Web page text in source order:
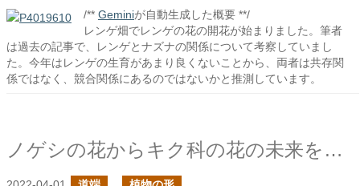
/** Geminiが自動生成した概要 **/
レンゲ畑でレンゲの花の開花が始まりました。筆者
は過去の記事で、レンゲとナズナの関係について考察していまし
た。今年はレンゲの生育があまり良くないことから、両者は共存関
係ではなく、競合関係にあるのではないかと推測しています。
ノゲシの花からキク科の花の未来を思う